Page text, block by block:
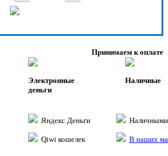
Принимаем к оплате
Электронные
деньги
Яндекс Деньги
Qiwi кошелек
Наличные
В наших